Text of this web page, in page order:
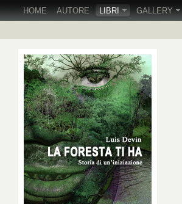
HOME AUTORE LIBRI GALLERY